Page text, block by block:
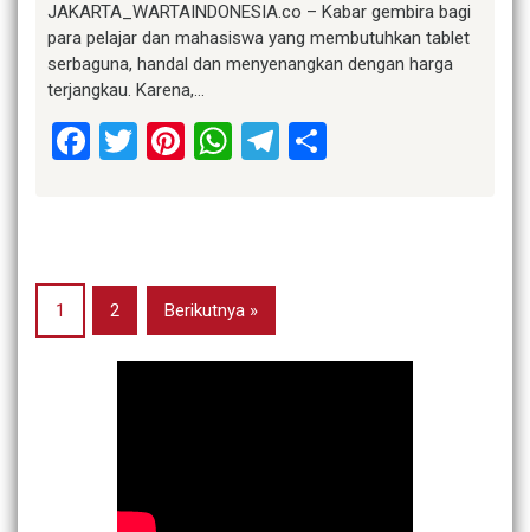
JAKARTA_WARTAINDONESIA.co – Kabar gembira bagi
para pelajar dan mahasiswa yang membutuhkan tablet
serbaguna, handal dan menyenangkan dengan harga
terjangkau. Karena,…
Facebook
Twitter
Pinterest
WhatsApp
Telegram
1 2 Berikutnya »